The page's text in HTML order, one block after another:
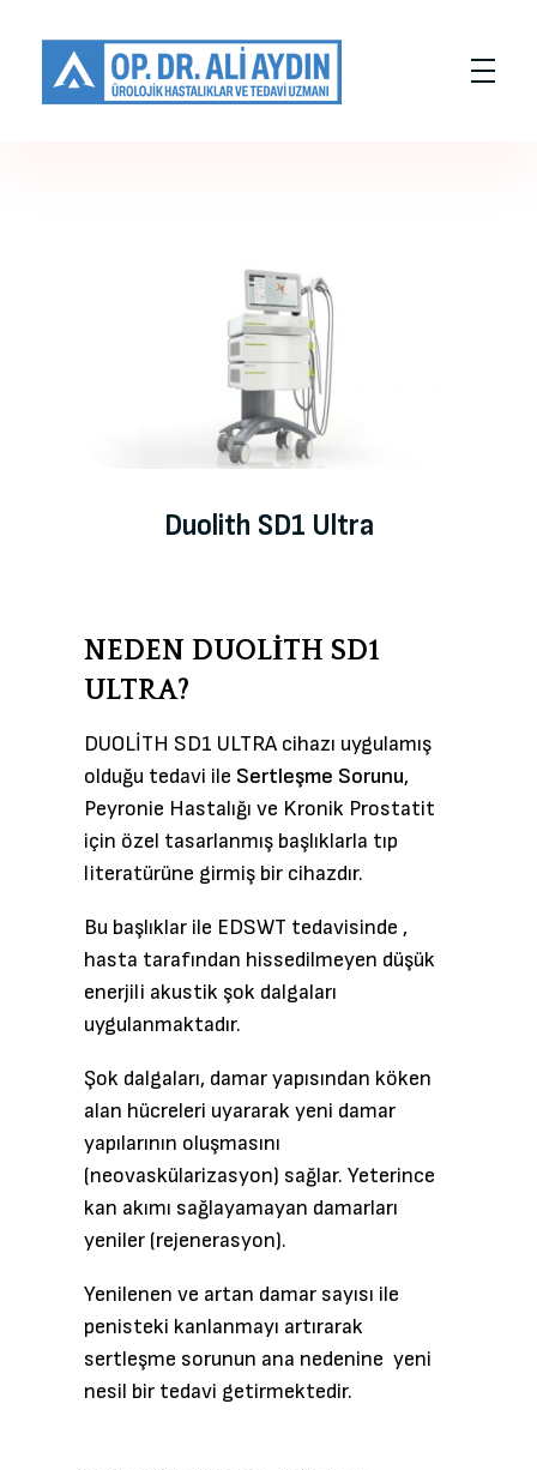
Duolith SD1 Ultra
NEDEN DUOLİTH SD1
ULTRA?
DUOLİTH SD1 ULTRA cihazı uygulamış
olduğu tedavi ile Sertleşme Sorunu,
Peyronie Hastalığı ve Kronik Prostatit
için özel tasarlanmış başlıklarla tıp
literatürüne girmiş bir cihazdır.
Bu başlıklar ile EDSWT tedavisinde ,
hasta tarafından hissedilmeyen düşük
enerjili akustik şok dalgaları
uygulanmaktadır.
Şok dalgaları, damar yapısından köken
alan hücreleri uyararak yeni damar
yapılarının oluşmasını
(neovaskülarizasyon) sağlar. Yeterince
kan akımı sağlayamayan damarları
yeniler (rejenerasyon).
Yenilenen ve artan damar sayısı ile
penisteki kanlanmayı artırarak
sertleşme sorunun ana nedenine yeni
nesil bir tedavi getirmektedir.